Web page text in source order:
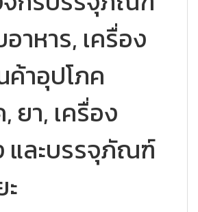
าหาร, เครื่อง
ค้าอุปโภค
ยา, เครื่อง
และบรรจุภัณฑ์